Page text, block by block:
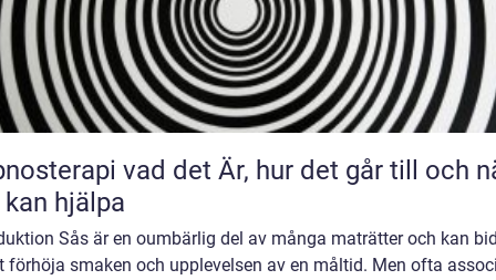
det Är, hur det går till och när
hjälpa
Sås är en oumbärlig del av många maträtter och kan
förhöja smaken och upplevelsen av en måltid. Men ofta